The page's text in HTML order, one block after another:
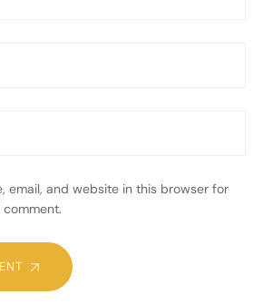
email, and website in this browser for